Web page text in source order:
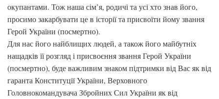
окупантами. Тож наша сім’я, родичі та усі хто знав його,
просимо закарбувати це в історії та присвоїти йому звання
Герой України (посмертно).
Для нас його найблищих людей, а також його майбутніх
нащадків її розгляд і присвоєння звання Герой України
(посмертно), буде важливим знаком підтримки від Вас як від
гаранта Конституції України, Верховного
Головнокомандувача Збройних Сил України як від